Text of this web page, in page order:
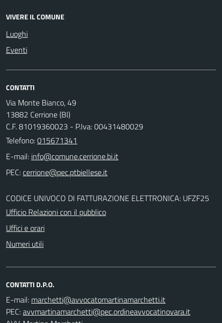
VIVERE IL COMUNE
Luoghi
Eventi
CONTATTI
Via Monte Bianco, 49
13882 Cerrione (BI)
C.F. 81019360023 - P.Iva: 00431480029
Telefono:015671341
E-mail:
PEC:
CODICE UNIVOCO DI FATTURAZIONE ELETTRONICA: UFZF25
Ufficio Relazioni con il pubblico
Uffici e orari
Numeri utili
CONTATTI D.P.O.
E-mail:
PEC: